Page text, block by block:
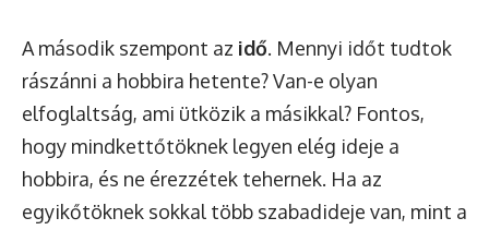
A második szempont az idő. Mennyi időt tudtok
rászánni a hobbira hetente? Van-e olyan
elfoglaltság, ami ütközik a másikkal? Fontos,
hogy mindkettőtöknek legyen elég ideje a
hobbira, és ne érezzétek tehernek. Ha az
egyikőtöknek sokkal több szabadideje van, mint a